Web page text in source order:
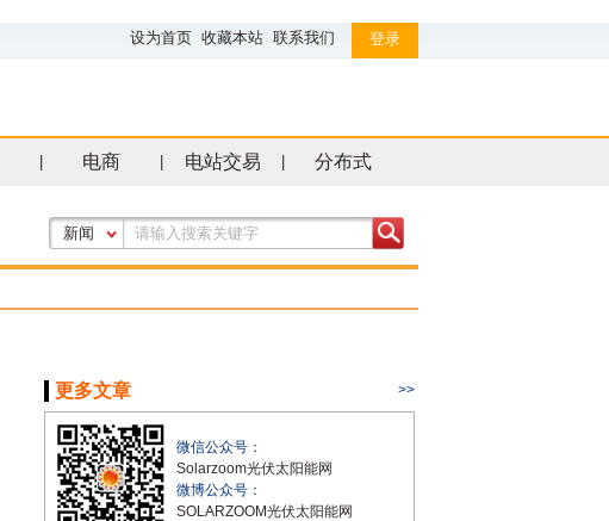
设为首页 收藏本站 联系我们 登录
电商 电站交易 分布式
新闻
更多文章 >>
微信公众号：
Solarzoom光伏太阳能网
微博公众号：
SOLARZOOM光伏太阳能网